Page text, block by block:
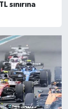
sınırına